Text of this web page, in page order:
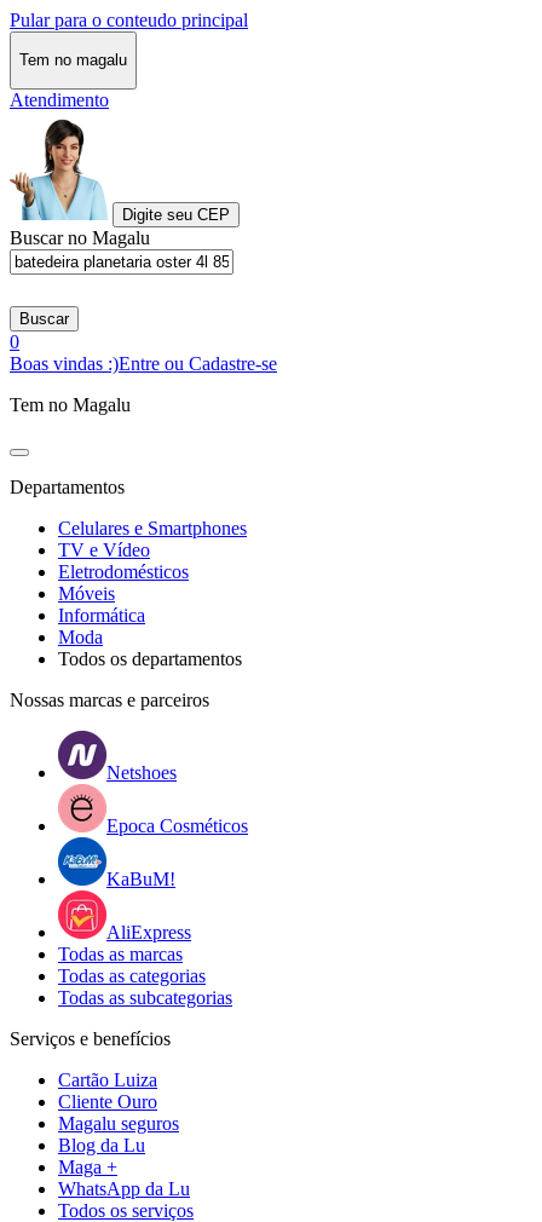
Pular para o conteudo principal
Tem no magalu
Atendimento
Digite seu CEP
Buscar no Magalu
Buscar
0
Boas vindas :)Entre ou Cadastre-se
Tem no Magalu
Departamentos
Celulares e Smartphones
TV e Vídeo
Eletrodomésticos
Móveis
Informática
Moda
Todos os departamentos
Nossas marcas e parceiros
Netshoes
Epoca Cosméticos
KaBuM!
AliExpress
Todas as marcas
Todas as categorias
Todas as subcategorias
Serviços e benefícios
Cartão Luiza
Cliente Ouro
Magalu seguros
Blog da Lu
Maga +
WhatsApp da Lu
Todos os serviços